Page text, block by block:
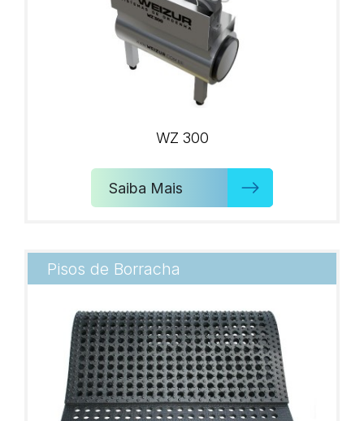
WZ 300
Saiba Mais
Pisos de Borracha